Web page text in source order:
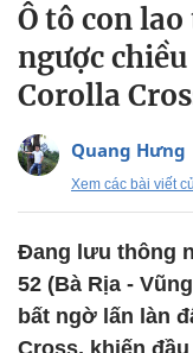
Ô tô con
ngược
Corolla
Quang Hưng
Xem các bài viết
Đang lưu thông
52 (Bà Rịa -
bất ngờ lấn làn
Cross, khiến